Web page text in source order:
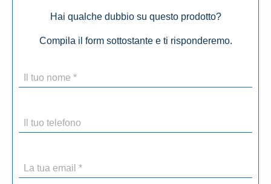
Hai qualche dubbio su questo prodotto?
Compila il form sottostante e ti risponderemo.